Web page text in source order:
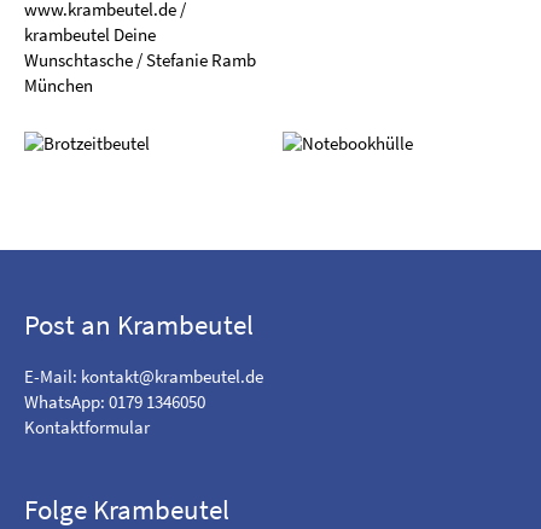
Post an Krambeutel
E-Mail: kontakt@krambeutel.de
WhatsApp: 0179 1346050
Kontaktformular
Folge Krambeutel